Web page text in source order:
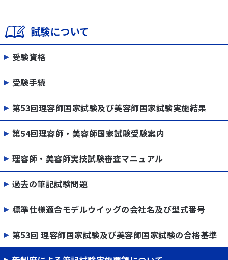
試験について
受験資格
受験手続
第53回理容師国家試験及び美容師国家試験実施結果
第54回理容師・美容師国家試験受験案内
理容師・美容師実技試験審査マニュアル
過去の筆記試験問題
標準仕様適合モデルウイッグの会社名及び型式番号
第53回 理容師国家試験及び美容師国家試験の合格基準